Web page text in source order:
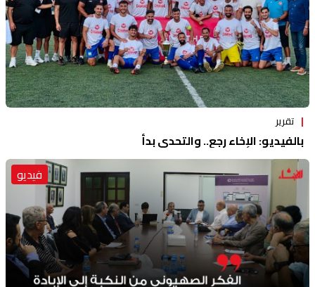
تقرير
بالفيديو: الإخاء رجع.. والتحدي بدأ
فيديو